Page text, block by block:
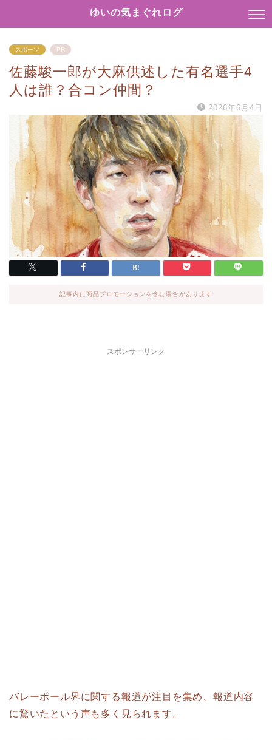
ゆいの気まぐれログ
スポーツ PR
佐藤駿一郎が大麻供述した有名選手4
人は誰？合コン仲間？
2026年6月4日
記事内に商品プロモーションを含む場合があります
スポンサーリンク
バレーボール界に関する報道が注目を集め、報道内容
に驚いたという声も多く見られます。